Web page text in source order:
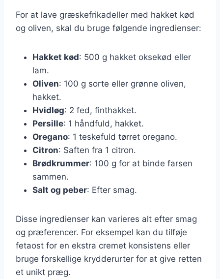
For at lave græskefrikadeller med hakket kød
og oliven, skal du bruge følgende ingredienser:
Hakket kød: 500 g hakket oksekød eller
lam.
Oliven: 100 g sorte eller grønne oliven,
hakket.
Hvidløg: 2 fed, finthakket.
Persille: 1 håndfuld, hakket.
Oregano: 1 teskefuld tørret oregano.
Citron: Saften fra 1 citron.
Brødkrummer: 100 g for at binde farsen
sammen.
Salt og peber: Efter smag.
Disse ingredienser kan varieres alt efter smag
og præferencer. For eksempel kan du tilføje
fetaost for en ekstra cremet konsistens eller
bruge forskellige krydderurter for at give retten
et unikt præg.